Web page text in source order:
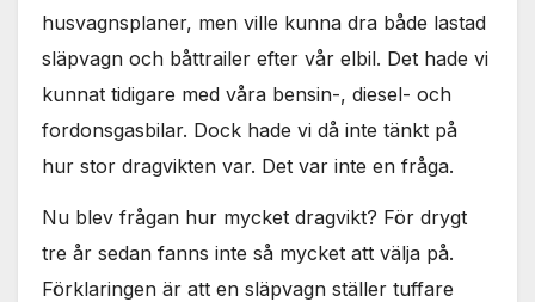
husvagnsplaner, men ville kunna dra både lastad
släpvagn och båttrailer efter vår elbil. Det hade vi
kunnat tidigare med våra bensin-, diesel- och
fordonsgasbilar. Dock hade vi då inte tänkt på
hur stor dragvikten var. Det var inte en fråga.
Nu blev frågan hur mycket dragvikt? För drygt
tre år sedan fanns inte så mycket att välja på.
Förklaringen är att en släpvagn ställer tuffare